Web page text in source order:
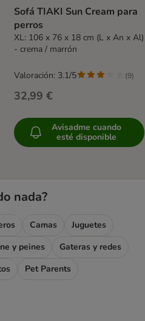
Sofá TIAKI Sun Cream para
perros
XL: 106 x 76 x 18 cm (L x An x Al)
- crema / marrón
32,99 €
Valoración: 3.1/5 (9)
Avisadme cuando
esté disponible
nada?
Camas
Juguetes
y peines
Gateras y redes
Pet Parents